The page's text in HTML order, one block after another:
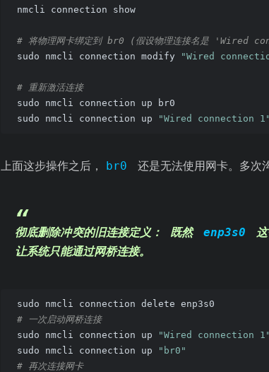
nmcli connection show
# 将物理网卡绑定到 br0 (假设物理连接名是 'Wired
sudo nmcli connection modify
"Wired
# 重新激活连接
sudo nmcli connection up br0
sudo nmcli connection up
"Wired connection 1"
上面这步操作之后， br0 还是无法使用网卡。多次
彻底删除冲突的旧连接定义： 既然 enp3s0
让系统只能通过网桥连接。
sudo nmcli connection delete enp3s0
# 一次启动网桥连接
sudo nmcli connection up
"Wired connection 1"
sudo nmcli connection up
"br0"
# 再次连接网卡